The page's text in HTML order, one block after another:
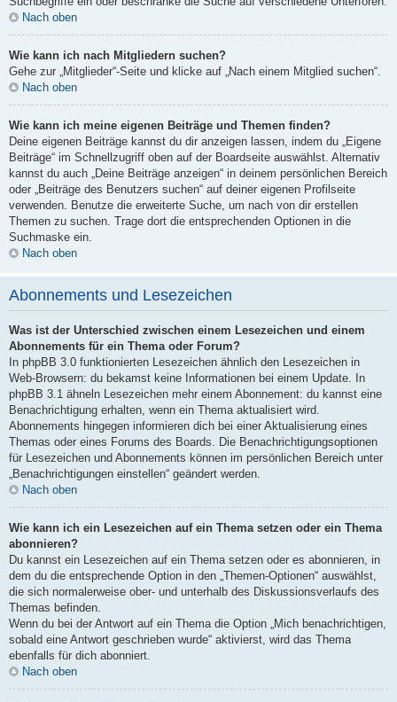
Nach oben
Wie kann ich nach Mitgliedern suchen?
Gehe zur „Mitglieder“-Seite und klicke auf „Nach einem Mitglied suchen“.
Nach oben
Wie kann ich meine eigenen Beiträge und Themen finden?
Deine eigenen Beiträge kannst du dir anzeigen lassen, indem du „Eigene
Beiträge“ im Schnellzugriff oben auf der Boardseite auswählst. Alternativ
kannst du auch „Deine Beiträge anzeigen“ in deinem persönlichen Bereich
oder „Beiträge des Benutzers suchen“ auf deiner eigenen Profilseite
verwenden. Benutze die erweiterte Suche, um nach von dir erstellen
Themen zu suchen. Trage dort die entsprechenden Optionen in die
Suchmaske ein.
Nach oben
Abonnements und Lesezeichen
Was ist der Unterschied zwischen einem Lesezeichen und einem
Abonnements für ein Thema oder Forum?
In phpBB 3.0 funktionierten Lesezeichen ähnlich den Lesezeichen in
Web-Browsern: du bekamst keine Informationen bei einem Update. In
phpBB 3.1 ähneln Lesezeichen mehr einem Abonnement: du kannst eine
Benachrichtigung erhalten, wenn ein Thema aktualisiert wird.
Abonnements hingegen informieren dich bei einer Aktualisierung eines
Themas oder eines Forums des Boards. Die Benachrichtigungsoptionen
für Lesezeichen und Abonnements können im persönlichen Bereich unter
„Benachrichtigungen einstellen“ geändert werden.
Nach oben
Wie kann ich ein Lesezeichen auf ein Thema setzen oder ein Thema
abonnieren?
Du kannst ein Lesezeichen auf ein Thema setzen oder es abonnieren, in
dem du die entsprechende Option in den „Themen-Optionen“ auswählst,
die sich normalerweise ober- und unterhalb des Diskussionsverlaufs des
Themas befinden.
Wenn du bei der Antwort auf ein Thema die Option „Mich benachrichtigen,
sobald eine Antwort geschrieben wurde“ aktivierst, wird das Thema
ebenfalls für dich abonniert.
Nach oben